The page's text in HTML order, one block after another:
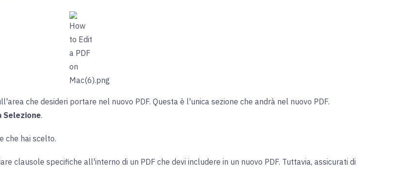
che desideri portare nel nuovo PDF. Questa è l'unica sezione che andrà nel nuovo PDF.
Selezione.
che hai scelto.
clausole specifiche all'interno di un PDF che devi includere in un nuovo PDF. Tuttavia, assicurati di